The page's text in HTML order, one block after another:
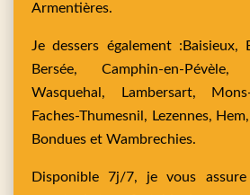
Armentières.
Je dessers également : Baisieux,
Bersée, Camphin-en-
Wasquehal,
Lambersart,
Faches-Thumesnil, Lezennes, Hem,
Bondues et Wambrechies.
Disponible 7j/7, je vous